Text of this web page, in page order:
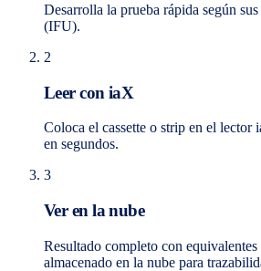
Desarrolla la prueba rápida según
(IFU).
2
Leer con iaX
Coloca el cassette o strip en el lector
en segundos.
3
Ver en la nube
Resultado completo con
almacenado en la nube para